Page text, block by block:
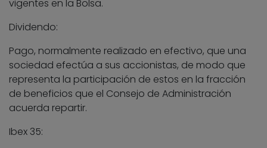
vigentes en la Bolsa.
Dividendo:
Pago, normalmente realizado en efectivo, que una
sociedad efectúa a sus accionistas, de modo que
representa la participación de estos en la fracción
de beneficios que el Consejo de Administración
acuerda repartir.
Ibex 35: